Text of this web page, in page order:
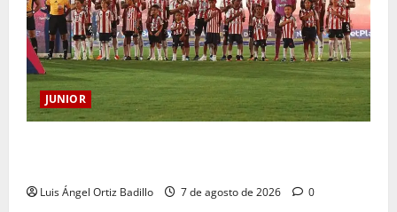
JUNIOR
Luis Ángel Ortiz Badillo 7 de agosto de 2026 0